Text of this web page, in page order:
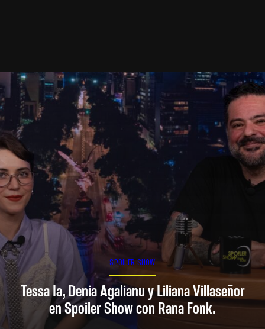
SPOILER SHOW
Tessa Ia, Denia Agalianu y Liliana Villaseñor
en Spoiler Show con Rana Fonk.